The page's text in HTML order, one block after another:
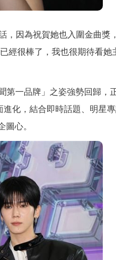
，因為祝賀她也入圍金曲獎，
經很棒了，我也很期待看她
第一品牌」之姿強勢回歸，
化，結合即時話題、明星
心。